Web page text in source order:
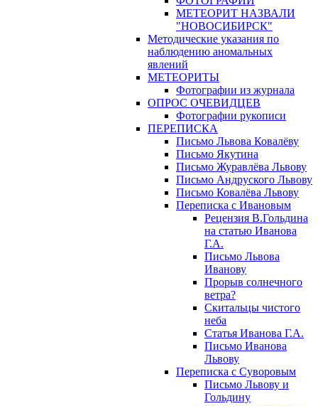
МЕТЕОРИТ НАЗВАЛИ
"НОВОСИБИРСК"
Методические указания по
наблюдению аномальных
явлений
МЕТЕОРИТЫ
Фотографии из журнала
ОПРОС ОЧЕВИДЦЕВ
Фотографии рукописи
ПЕРЕПИСКА
Письмо Львова Ковалёву
Письмо Якутина
Письмо Журавлёва Львову
Письмо Андруского Львову
Письмо Ковалёва Львову
Переписка с Ивановым
Рецензия В.Гольдина
на статью Иванова
Г.А.
Письмо Львова
Иванову
Прорыв солнечного
ветра?
Скитальцы чистого
неба
Статья Иванова Г.А.
Письмо Иванова
Львову
Переписка с Суворовым
Письмо Львову и
Гольдину